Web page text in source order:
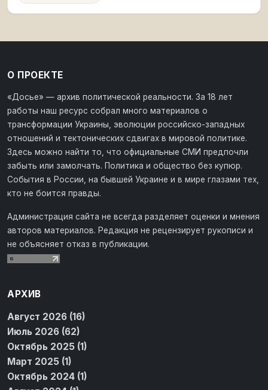
О ПРОЕКТЕ
«Досье» — архив политической реальности. За 18 лет
работы наш ресурс собрал много материалов о
трансформации Украины, эволюции российско-западных
отношений и тектонических сдвигах в мировой политике.
Здесь можно найти то, что официальные СМИ предпочли
забыть или замолчать. Политика и общество без купюр.
События в России, на бывшей Украине и в мире глазами тех,
кто не боится правды.
Администрация сайта не всегда разделяет оценки и мнения
авторов материалов. Редакция не рецензирует рукописи и
не объясняет отказ в публикации.
АРХИВ
Август 2026 (16)
Июль 2026 (62)
Октябрь 2025 (1)
Март 2025 (1)
Октябрь 2024 (1)